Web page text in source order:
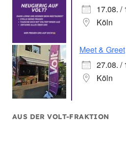
17.08. /
Köln
Meet & Greet
27.08. /
Köln
AUS DER VOLT-FRAKTION